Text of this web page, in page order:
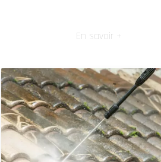
En savoir +